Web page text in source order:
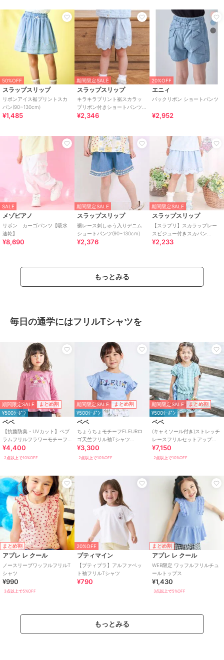
50%OFF
スラップスリップ
リボンアイス裾プリントスカ
パン(90~130cm)
¥1,485
期間限定SALE
スラップスリップ
キラキラプリント裾スカラッ
プリボン付きショートパンツ
(90~130cm)
¥2,346
20%OFF
エニィ
バックリボン ショートパンツ
¥2,952
SALE
メゾピアノ
リボン カーゴパンツ【吸水
速乾】
¥8,690
期間限定SALE
スラップスリップ
裾レース刺しゅう入りデニム
ショートパンツ(90~130cm)
¥2,376
期間限定SALE
スラップスリップ
【スラプリ】スカラップレー
スビジュー付きスカパン
(90~130cm)
¥2,233
もっとみる
毎日の通学にはフリルTシャツを
期間限定SALE まとめ割
¥500ｸｰﾎﾟﾝ
ベベ
【抗菌防臭・UVカット】ペプ
ラムフリルフラワーモチーフ
天竺長袖Tシャツ(90~130cm)
¥4,400
2点以上で10%OFF
期間限定SALE まとめ割
¥500ｸｰﾎﾟﾝ
ベベ
ちょうちょモチーフFLEURロ
ゴ天竺フリル袖Tシャツ
(90~160cm)
¥3,300
2点以上で10%OFF
期間限定SALE まとめ割
¥500ｸｰﾎﾟﾝ
ベベ
(キャミソール付き)ストレッチ
レースフリルセットアップ
(90~140cm)
¥7,150
2点以上で10%OFF
まとめ割
アプレ レ クール
ノースリーブワッフルフリルT
シャツ
¥990
3点以上で5%OFF
20%OFF
プティマイン
【プティプラ】アルファベッ
ト袖フリルTシャツ
¥790
まとめ割
アプレ レ クール
WEB限定 ワッフルフリルチュ
ールトップス
¥1,430
3点以上で5%OFF
もっとみる